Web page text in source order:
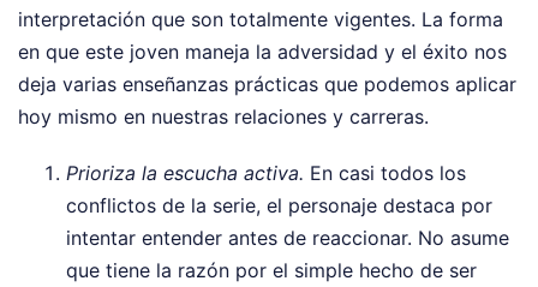
interpretación que son totalmente vigentes. La forma
en que este joven maneja la adversidad y el éxito nos
deja varias enseñanzas prácticas que podemos aplicar
hoy mismo en nuestras relaciones y carreras.
Prioriza la escucha activa. En casi todos los
conflictos de la serie, el personaje destaca por
intentar entender antes de reaccionar. No asume
que tiene la razón por el simple hecho de ser